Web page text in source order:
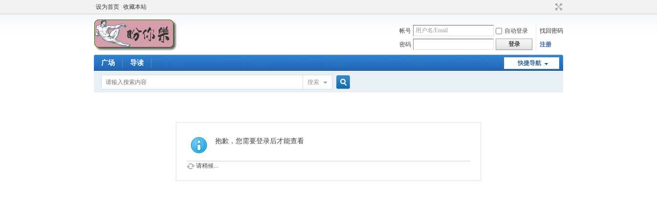
设为首页 收藏本站
帐号 自动登录
找回密码
密码
登录 注册
快捷导航
广场 导读
搜索
抱歉，您需要登录后才能查看
请稍候...